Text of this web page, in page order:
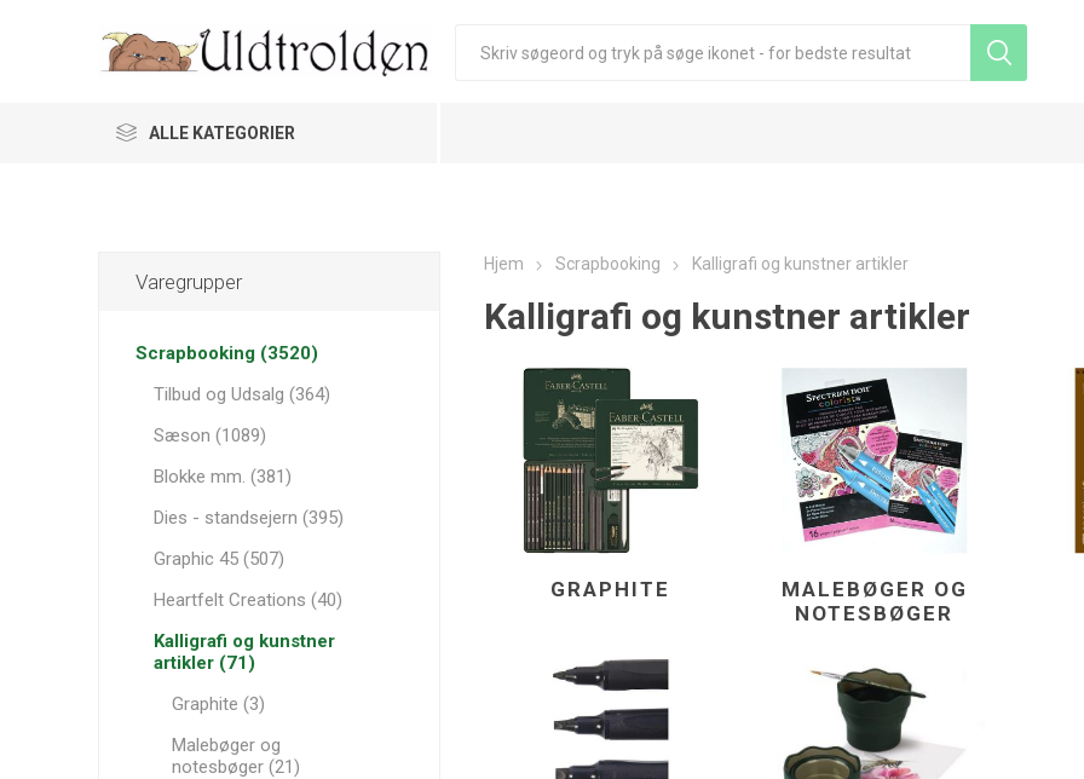
ALLE KATEGORIER
Hjem Scrapbooking Kalligrafi og kunstner artikler
Kalligrafi og kunstner artikler
GRAPHITE
MALEBØGER OG
NOTESBØGER
Varegrupper
Scrapbooking (3520)
Tilbud og Udsalg (364)
Sæson (1089)
Blokke mm. (381)
Dies - standsejern (395)
Graphic 45 (507)
Heartfelt Creations (40)
Kalligrafi og kunstner
artikler (71)
Graphite (3)
Malebøger og
notesbøger (21)